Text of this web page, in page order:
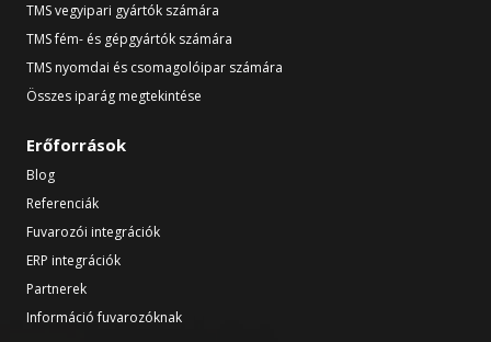
TMS vegyipari gyártók számára
TMS fém- és gépgyártók számára
TMS nyomdai és csomagolóipar számára
Összes iparág megtekintése
Erőforrások
Blog
Referenciák
Fuvarozói integrációk
ERP integrációk
Partnerek
Információ fuvarozóknak